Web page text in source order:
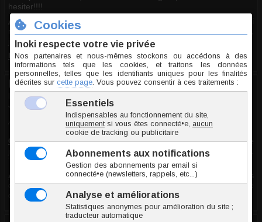
hesiter!!!!
Avantages : livraison trés rapide (commander hier aprés midi
reçu ce matin) en moins de 24h!!!! Super site beaucoup de choix,
je le recommande!
Inconvénients: aucun!
koomall
le 20.07.2010
10/10
Avis recueilli par Inoki ®
Commentaire:Superble piercing. Un vrai bijou Féminité absolue
je l'ai acheté en pierres blanches, je l'ai recommandé en bleu.
Trop beau
Avantages
: Tout de positif. J'apprécie que l'on voit les piercings
en photos, on sait vraiment l'effet que celà fera. Livraison rapide
et frais de port correct. A recommander. INOKI et ce piercing